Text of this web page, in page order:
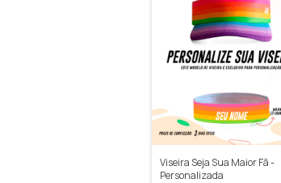
Viseira Seja Sua Maior Fã -
Personalizada